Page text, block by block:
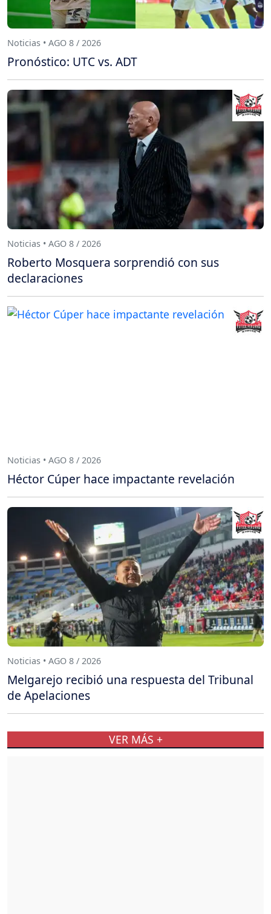
Noticias • AGO 8 / 2026
Pronóstico: UTC vs. ADT
Noticias • AGO 8 / 2026
Roberto Mosquera sorprendió con sus
declaraciones
Noticias • AGO 8 / 2026
Héctor Cúper hace impactante revelación
Noticias • AGO 8 / 2026
Melgarejo recibió una respuesta del Tribunal
de Apelaciones
VER MÁS +